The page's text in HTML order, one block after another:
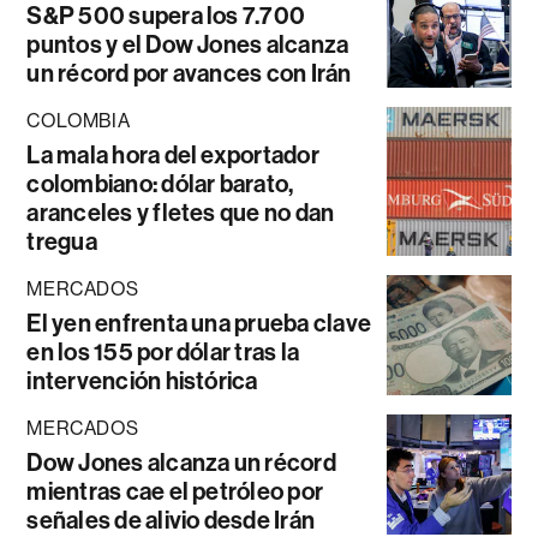
S&P 500 supera los 7.700
puntos y el Dow Jones alcanza
un récord por avances con Irán
COLOMBIA
La mala hora del exportador
colombiano: dólar barato,
aranceles y fletes que no dan
tregua
MERCADOS
El yen enfrenta una prueba clave
en los 155 por dólar tras la
intervención histórica
MERCADOS
Dow Jones alcanza un récord
mientras cae el petróleo por
señales de alivio desde Irán